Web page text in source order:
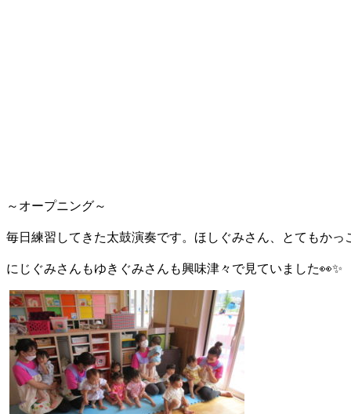
～オープニング～
毎日練習してきた太鼓演奏です。ほしぐみさん、とてもか
にじぐみさんもゆきぐみさんも興味津々で見ていました👀✨